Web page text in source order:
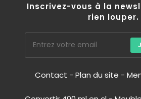
Inscrivez-vous à la
rien louper.
Contact - Plan du site -